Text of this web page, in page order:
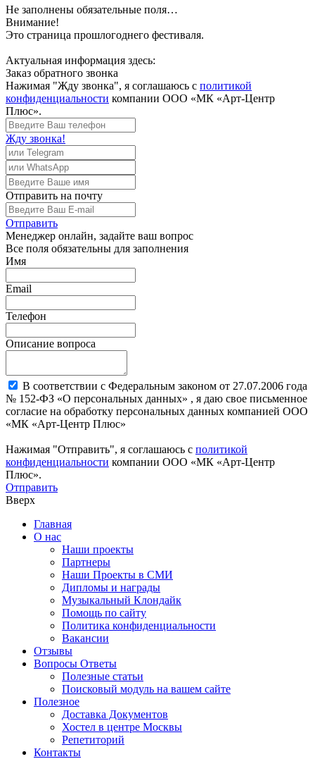
Не заполнены обязательные поля…
Внимание!
Это страница прошлогоднего фестиваля.
Актуальная информация здесь:
Заказ обратного звонка
Нажимая "Жду звонка", я соглашаюсь с политикой
конфиденциальности компании ООО «МК «Арт-Центр
Плюс».
Жду звонка!
Отправить на почту
Отправить
Менеджер онлайн, задайте ваш вопрос
Все поля обязательны для заполнения
Имя
Email
Телефон
Описание вопроса
В соответствии с Федеральным законом от 27.07.2006 года
№ 152-ФЗ «О персональных данных» , я даю свое письменное
согласие на обработку персональных данных компанией ООО
«МК «Арт-Центр Плюс»
Нажимая "Отправить", я соглашаюсь с политикой
конфиденциальности компании ООО «МК «Арт-Центр
Плюс».
Отправить
Вверх
Главная
О нас
Наши проекты
Партнеры
Наши Проекты в СМИ
Дипломы и награды
Музыкальный Клондайк
Помощь по сайту
Политика конфиденциальности
Вакансии
Отзывы
Вопросы Ответы
Полезные статьи
Поисковый модуль на вашем сайте
Полезное
Доставка Документов
Хостел в центре Москвы
Репетиторий
Контакты